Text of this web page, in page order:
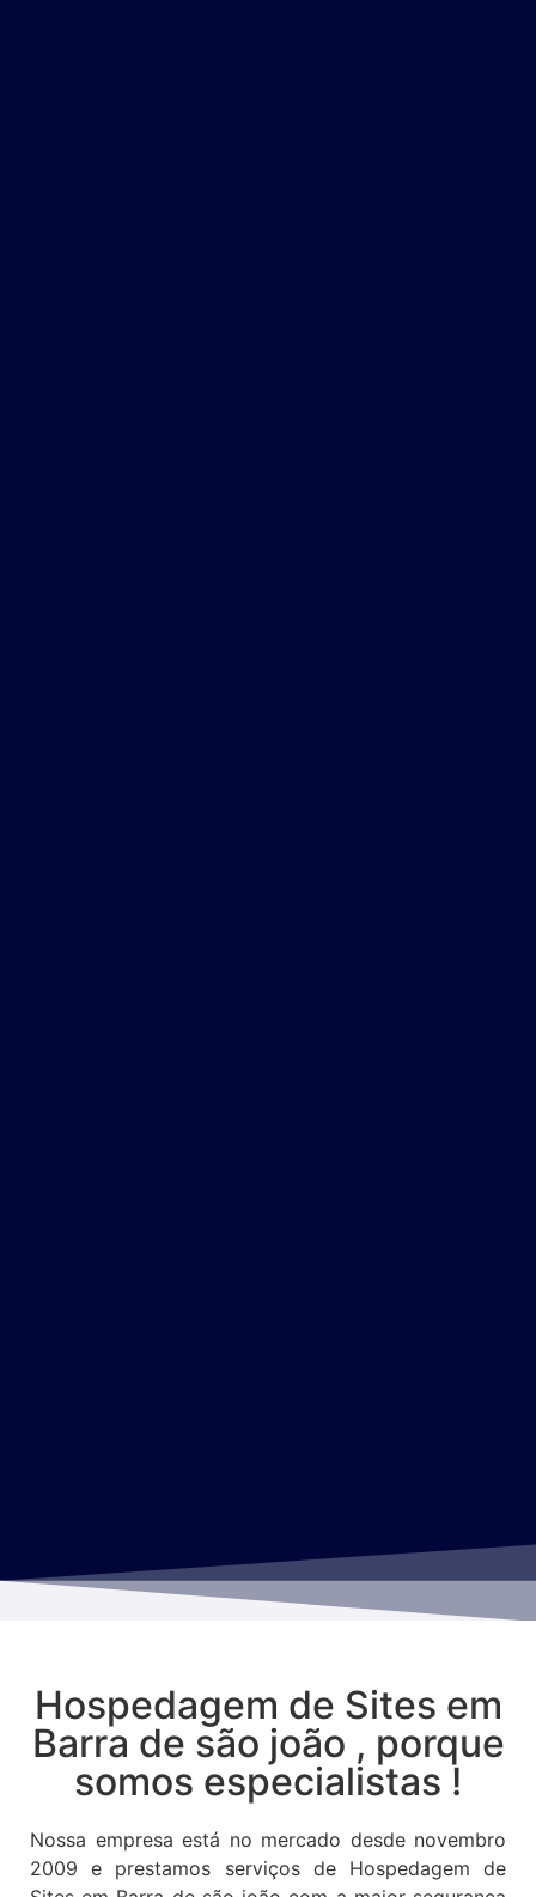
Hospedagem de Sites em
Barra de são joão , porque
somos especialistas !
Nossa empresa está no mercado desde novembro
2009 e prestamos serviços de Hospedagem de